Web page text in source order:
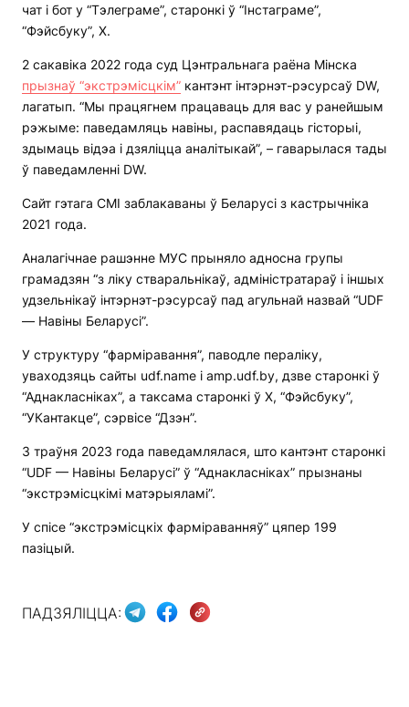
чат і бот у “Тэлеграме”, старонкі ў “Інстаграме”,
“Фэйсбуку”, Х.
2 сакавіка 2022 года суд Цэнтральнага раёна Мінска
прызнаў “экстрэмісцкім” кантэнт інтэрнэт-рэсурсаў DW,
лагатып. “Мы працягнем працаваць для вас у ранейшым
рэжыме: паведамляць навіны, распавядаць гісторыі,
здымаць відэа і дзяліцца аналітыкай”, – гаварылася тады
ў паведамленні DW.
Сайт гэтага СМІ заблакаваны ў Беларусі з кастрычніка
2021 года.
Аналагічнае рашэнне МУС прыняло адносна групы
грамадзян “з ліку стваральнікаў, адміністратараў і іншых
удзельнікаў інтэрнэт-рэсурсаў пад агульнай назвай “UDF
— Навіны Беларусі”.
У структуру “фарміравання”, паводле пераліку,
уваходзяць сайты udf.name і amp.udf.by, дзве старонкі ў
“Аднакласніках”, а таксама старонкі ў Х, “Фэйсбуку”,
“УКантакце”, сэрвісе “Дзэн”.
3 траўня 2023 года паведамлялася, што кантэнт старонкі
“UDF — Навіны Беларусі” ў “Аднакласніках” прызнаны
“экстрэмісцкімі матэрыяламі”.
У спісе “экстрэмісцкіх фарміраванняў” цяпер 199
пазіцый.
ПАДЗЯЛІЦЦА: